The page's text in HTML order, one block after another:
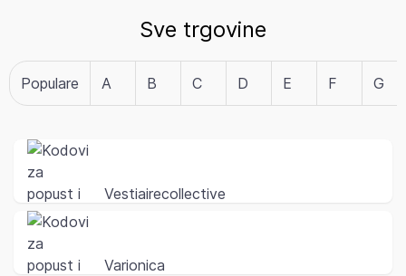
Sve trgovine
Populare A B C D E F G
Vestiairecollective
Varionica